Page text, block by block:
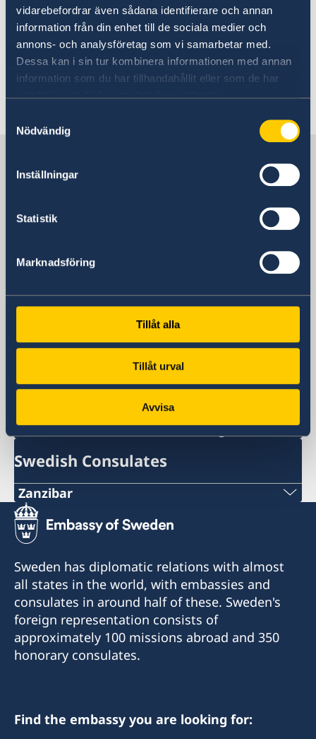
vidarebefordrar även sådana identifierare och annan
information från din enhet till de sociala medier och
annons- och analysföretag som vi samarbetar med.
Dessa kan i sin tur kombinera informationen med annan
information som du har tillhandahållit eller som de har
samlat in när du har använt deras tjänster.
Nödvändig
Inställningar
Statistik
Marknadsföring
Tillåt alla
Tillåt urval
Avvisa
Dar es Salaam
Embassy of Sweden
Dar es Salaam
+255 22 219 6500
ambassaden.dar-es-salaam@gov.se
Swedish Consulates
Zanzibar
Phone:
+255 746 101 674
Email:
konsulat.zanzibar@cocowood.com
Kibaha Street, Mazizini.
Drive down Vitambulisho Street and make a left
Sweden has diplomatic relations with almost
all states in the world, with embassies and
consulates in around half of these. Sweden's
foreign representation consists of
approximately 100 missions abroad and 350
honorary consulates.
Find the embassy you are looking for: